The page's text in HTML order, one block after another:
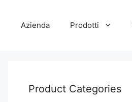
Azienda Prodotti
Product Categories